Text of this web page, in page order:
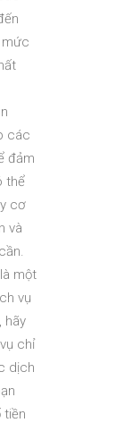
mức
các
đảm
thể
cơ
và
một
vụ
hãy
chỉ
dịch
tiền